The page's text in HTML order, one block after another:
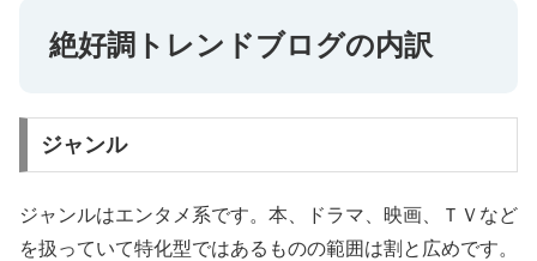
絶好調トレンドブログの内訳
ジャンル
ジャンルはエンタメ系です。本、ドラマ、映画、ＴＶなど
を扱っていて特化型ではあるものの範囲は割と広めです。